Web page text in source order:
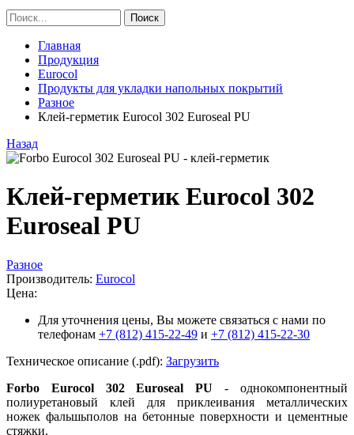
Главная
Продукция
Eurocol
Продукты для укладки напольных покрытий
Разное
Клей-герметик Eurocol 302 Euroseal PU
Назад
Клей-герметик Eurocol 302
Euroseal PU
Разное
Производитель: Eurocol
Цена:
Для уточнения цены, Вы можете связаться с нами по
телефонам +7 (812) 415-22-49 и +7 (812) 415-22-30
Техническое описание (.pdf): Загрузить
Forbo Eurocol 302 Euroseal PU - однокомпонентный
полиуретановый клей для приклеивания металлических
ножек фальшьполов на бетонные поверхности и цементные
стяжки.